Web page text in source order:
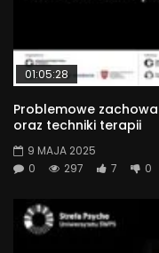
01:05:28
Problemowe
oraz techniki terapii
9 MAJA 2025
0
297 7 0